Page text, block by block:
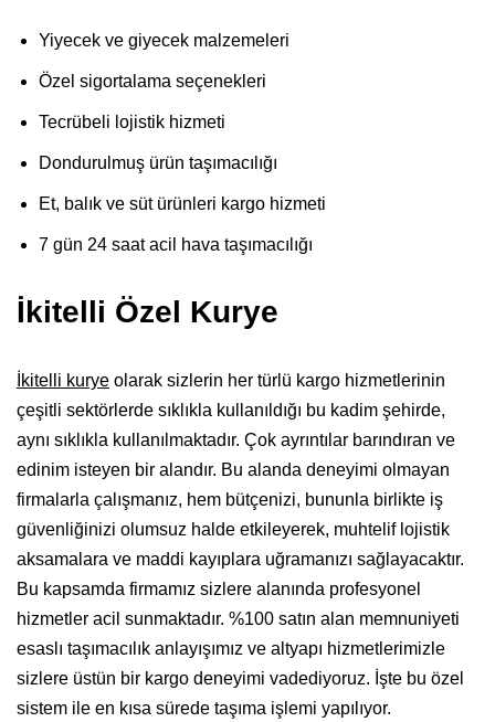
Yiyecek ve giyecek malzemeleri
Özel sigortalama seçenekleri
Tecrübeli lojistik hizmeti
Dondurulmuş ürün taşımacılığı
Et, balık ve süt ürünleri kargo hizmeti
7 gün 24 saat acil hava taşımacılığı
İkitelli Özel Kurye
İkitelli kurye olarak sizlerin her türlü kargo hizmetlerinin
çeşitli sektörlerde sıklıkla kullanıldığı bu kadim şehirde,
aynı sıklıkla kullanılmaktadır. Çok ayrıntılar barındıran ve
edinim isteyen bir alandır. Bu alanda deneyimi olmayan
firmalarla çalışmanız, hem bütçenizi, bununla birlikte iş
güvenliğinizi olumsuz halde etkileyerek, muhtelif lojistik
aksamalara ve maddi kayıplara uğramanızı sağlayacaktır.
Bu kapsamda firmamız sizlere alanında profesyonel
hizmetler acil sunmaktadır. %100 satın alan memnuniyeti
esaslı taşımacılık anlayışımız ve altyapı hizmetlerimizle
sizlere üstün bir kargo deneyimi vadediyoruz. İşte bu özel
sistem ile en kısa sürede taşıma işlemi yapılıyor.